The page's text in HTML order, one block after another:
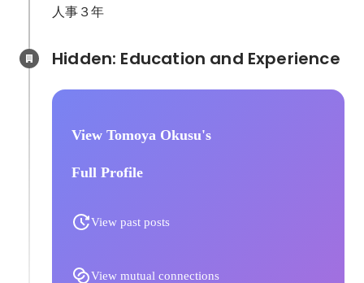
人事３年
View Tomoya Okusu's
Full Profile
View past posts
View mutual connections